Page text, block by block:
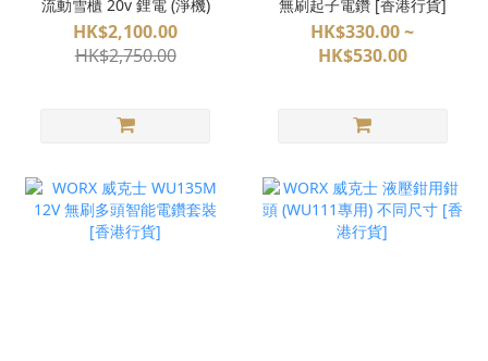
流動雪櫃 20v 鋰電 (淨機)
HK$2,100.00
HK$2,750.00
無刷起子電鑽 [香港行貨]
HK$330.00 ~
HK$530.00